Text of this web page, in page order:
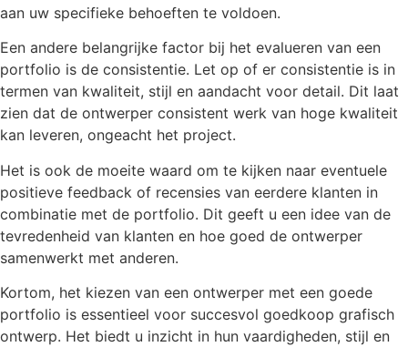
aan uw specifieke behoeften te voldoen.
Een andere belangrijke factor bij het evalueren van een
portfolio is de consistentie. Let op of er consistentie is in
termen van kwaliteit, stijl en aandacht voor detail. Dit laat
zien dat de ontwerper consistent werk van hoge kwaliteit
kan leveren, ongeacht het project.
Het is ook de moeite waard om te kijken naar eventuele
positieve feedback of recensies van eerdere klanten in
combinatie met de portfolio. Dit geeft u een idee van de
tevredenheid van klanten en hoe goed de ontwerper
samenwerkt met anderen.
Kortom, het kiezen van een ontwerper met een goede
portfolio is essentieel voor succesvol goedkoop grafisch
ontwerp. Het biedt u inzicht in hun vaardigheden, stijl en